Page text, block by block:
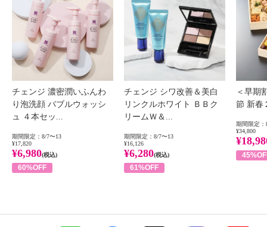
チェンジ 濃密潤いふんわ
り泡洗顔 バブルウォッシ
ュ ４本セッ...
期間限定：8/7〜13
¥17,820
¥6,980(税込)
60%OFF
チェンジ シワ改善＆美白
リンクルホワイト ＢＢク
リームＷ＆...
期間限定：8/7〜13
¥16,126
¥6,280(税込)
61%OFF
＜早期
節 新春
期間限定：
¥34,800